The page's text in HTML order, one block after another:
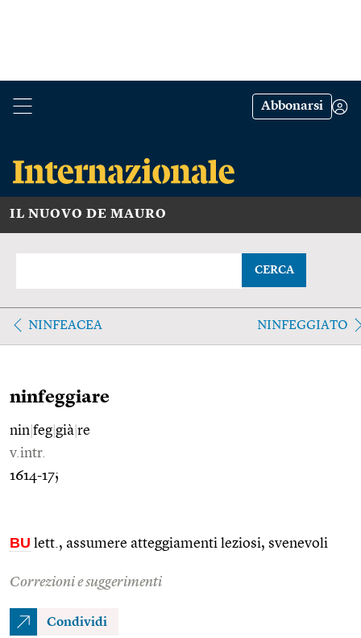
Abbonarsi
IL NUOVO DE MAURO
CERCA
NINFEACEA NINFEGGIATO
ninfeggiare
nin feg già re
v.intr.
1614-17;
BU lett., assumere atteggiamenti leziosi, svenevoli
Correzioni e suggerimenti
Condividi